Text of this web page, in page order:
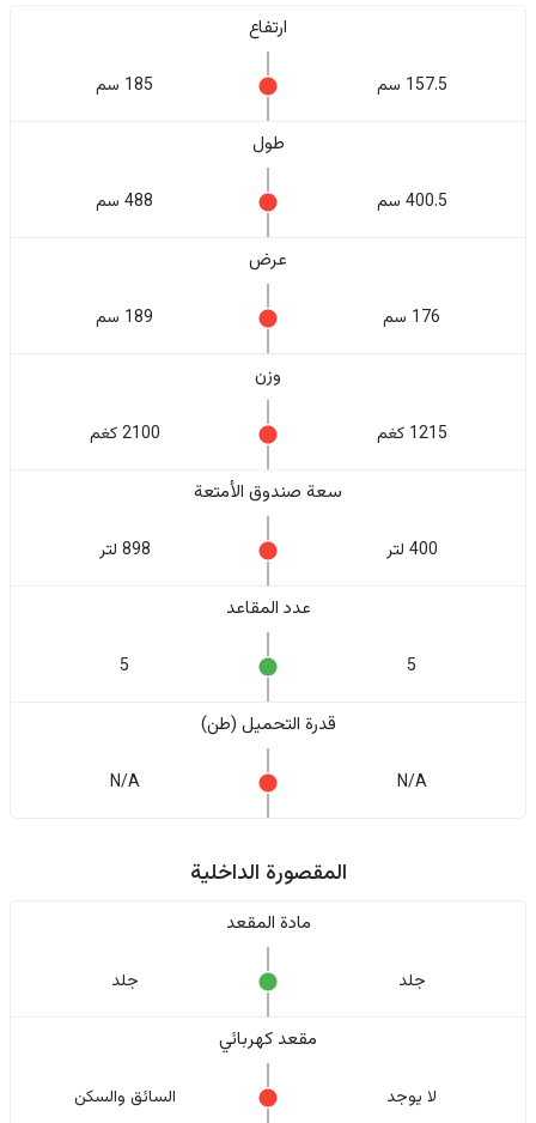
ارتفاع
157.5 سم 185 سم
طول
400.5 سم 488 سم
عرض
176 سم 189 سم
وزن
1215 كغم 2100 كغم
سعة صندوق الأمتعة
400 لتر 898 لتر
عدد المقاعد
5
5
قدرة التحميل (طن)
N/A
N/A
المقصورة الداخلية
مادة المقعد
جلد جلد
مقعد كهربائي
لا یوجد السائق والسکن